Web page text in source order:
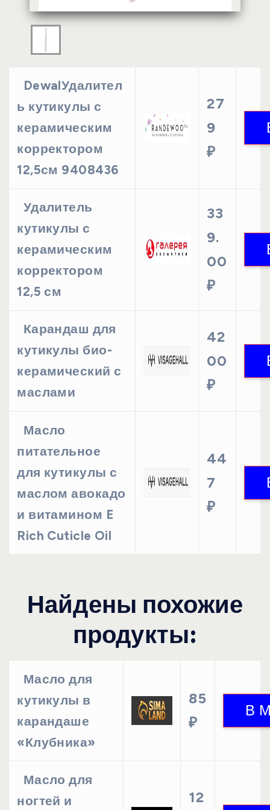
DewalУдалител
ь кутикулы с
керамическим
корректором
12,5см 9408436
27
9
₽
Удалитель
кутикулы с
керамическим
корректором
12,5 см
33
9.
00
₽
Карандаш для
кутикулы био-
керамический с
маслами
42
00
₽
Масло
питательное
для кутикулы с
маслом авокадо
и витамином E
Rich Cuticle Oil
44
7
₽
Найдены похожие
продукты:
Масло для
кутикулы в
карандаше
«Клубника»
85
₽
Масло для
ногтей и
12